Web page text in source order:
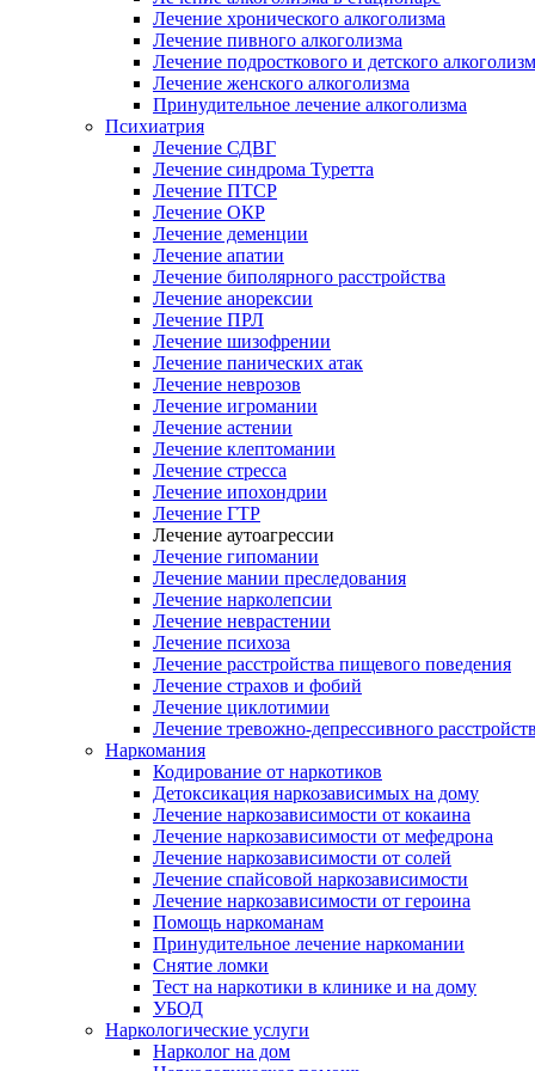
Лечение хронического алкоголизма
Лечение пивного алкоголизма
Лечение подросткового и детского
Лечение женского алкоголизма
Принудительное лечение алкоголизма
Психиатрия
Лечение СДВГ
Лечение синдрома Туретта
Лечение ПТСР
Лечение ОКР
Лечение деменции
Лечение апатии
Лечение биполярного расстройства
Лечение анорексии
Лечение ПРЛ
Лечение шизофрении
Лечение панических атак
Лечение неврозов
Лечение игромании
Лечение астении
Лечение клептомании
Лечение стресса
Лечение ипохондрии
Лечение ГТР
Лечение аутоагрессии
Лечение гипомании
Лечение мании преследования
Лечение нарколепсии
Лечение неврастении
Лечение психоза
Лечение расстройства пищевого поведения
Лечение страхов и фобий
Лечение циклотимии
Лечение тревожно-депрессивного
Наркомания
Кодирование от наркотиков
Детоксикация наркозависимых на дому
Лечение наркозависимости от кокаина
Лечение наркозависимости от мефедрона
Лечение наркозависимости от солей
Лечение спайсовой наркозависимости
Лечение наркозависимости от героина
Помощь наркоманам
Принудительное лечение наркомании
Снятие ломки
Тест на наркотики в клинике и на дому
УБОД
Наркологические услуги
Нарколог на дом